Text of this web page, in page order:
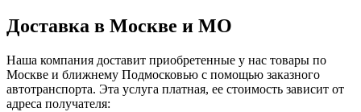
Доставка в Москве и МО
Наша компания доставит приобретенные у нас товары по
Москве и ближнему Подмосковью с помощью заказного
автотранспорта. Эта услуга платная, ее стоимость зависит от
адреса получателя: